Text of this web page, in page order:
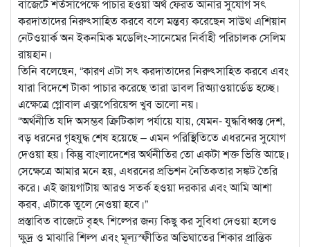
বাজেটে শর্তসাপেক্ষে পাচার হওয়া অর্থ ফেরত আনার সুযোগ সৎ
করদাতাদের নিরুৎসাহিত করবে বলে মন্তব্য করেছেন সাউথ এশিয়ান
নেটওয়ার্ক অন ইকনমিক মডেলিং-সানেমের নির্বাহী পরিচালক সেলিম
রায়হান।
তিনি বলেছেন, “কারণ এটা সৎ করদাতাদের নিরুৎসাহিত করবে এবং
যারা বিদেশে টাকা পাচার করেছে তারা ডাবল রিঅ্যাওয়ার্ডেড হচ্ছে।
এক্ষেত্রে গ্লোবাল এক্সপেরিয়েন্স খুব ভালো নয়।
“অর্থনীতি যদি অসম্ভব ক্রিটিকাল পর্যায়ে যায়, যেমন- যুদ্ধবিধ্বস্ত দেশ,
বড় ধরনের গৃহযুদ্ধ শেষ হয়েছে – এমন পরিস্থিতিতে এধরনের সুযোগ
দেওয়া হয়। কিন্তু বাংলাদেশের অর্থনীতির তো একটা শক্ত ভিত্তি আছে।
সেক্ষেত্রে আমার মনে হয়, এধরনের প্রভিশন নৈতিকতার সঙ্কট তৈরি
করে। এই জায়গাটায় আরও সতর্ক হওয়া দরকার এবং আমি আশা
করব, এটাকে তুলে নেওয়া হবে।”
প্রস্তাবিত বাজেটে বৃহৎ শিল্পের জন্য কিছু কর সুবিধা দেওয়া হলেও
ক্ষুদ্র ও মাঝারি শিল্প এবং মূল্যস্ফীতির অভিঘাতের শিকার প্রান্তিক